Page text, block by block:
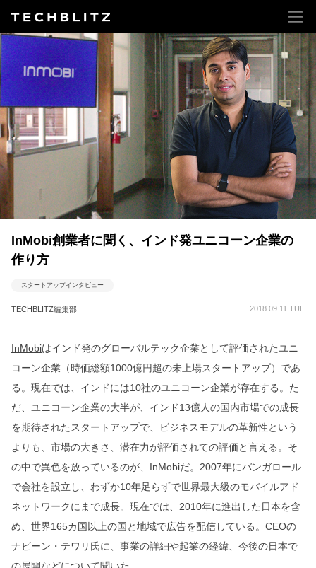
InMobi創業者に聞く、インド発ユニコーン企業の
作り方
スタートアップインタビュー
TECHBLITZ編集部 2018.09.11 TUE
InMobiはインド発のグローバルテック企業として評価されたユニ
コーン企業（時価総額1000億円超の未上場スタートアップ）であ
る。現在では、インドには10社のユニコーン企業が存在する。た
だ、ユニコーン企業の大半が、インド13億人の国内市場での成長
を期待されたスタートアップで、ビジネスモデルの革新性という
よりも、市場の大きさ、潜在力が評価されての評価と言える。そ
の中で異色を放っているのが、InMobiだ。2007年にバンガロール
で会社を設立し、わずか10年足らずで世界最大級のモバイルアド
ネットワークにまで成長。現在では、2010年に進出した日本を含
め、世界165カ国以上の国と地域で広告を配信している。CEOの
ナビーン・テワリ氏に、事業の詳細や起業の経緯、今後の日本で